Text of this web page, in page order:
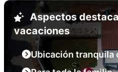
Aspectos
vacaciones
Ubicación tranquila